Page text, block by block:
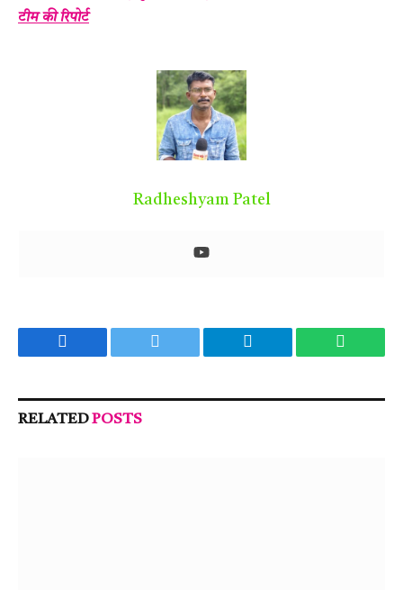
टीम की रिपोर्ट
Radheshyam Patel
Facebook Twitter Telegram
RELATEDPOSTS